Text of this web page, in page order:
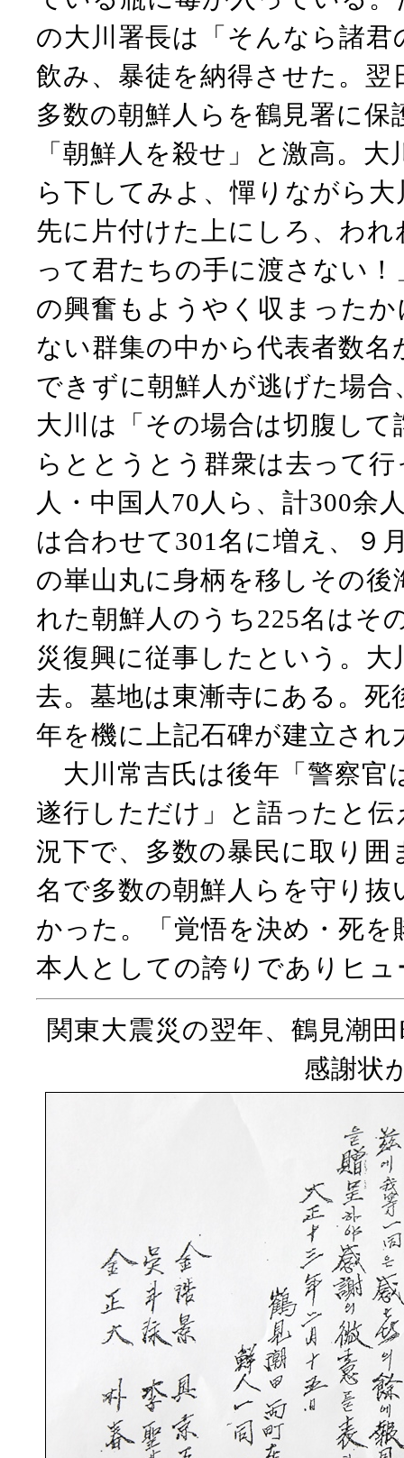
の大川署長は「そんなら諸
飲み、暴徒を納得させた。
多数の朝鮮人らを鶴見署に
「朝鮮人を殺せ」と激高。
ら下してみよ、憚りながら
先に片付けた上にしろ、わ
って君たちの手に渡さない
の興奮もようやく収まった
ない群集の中から代表者数
できずに朝鮮人が逃げた場
大川は「その場合は切腹し
らととうとう群衆は去って
人・中国人70人ら、計300余
は合わせて301名に増え、９
の崋山丸に身柄を移しその
れた朝鮮人のうち225名はそ
災復興に従事したという。 大
去。墓地は東漸寺にある。死
年を機に上記石碑が建立さ
大川常吉氏は後年「警察官
遂行しただけ」と語ったと
況下で、多数の暴民に取り
名で多数の朝鮮人らを守り
かった。「覚悟を決め・死
本人としての誇りでありヒ
関東大震災の翌年、鶴見潮
感謝状